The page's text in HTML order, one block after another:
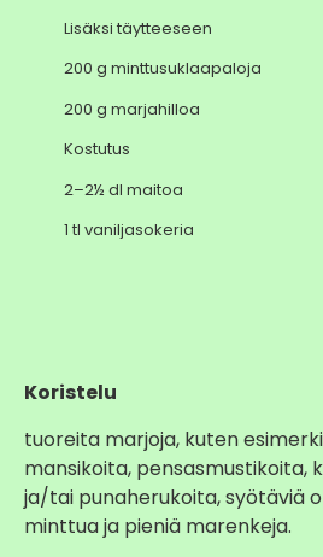
Lisäksi täytteeseen
200 g minttusuklaapaloja
200 g marjahilloa
Kostutus
2–2½ dl maitoa
1 tl vaniljasokeria
Koristelu
tuoreita marjoja, kuten
mansikoita, pensasmustikoita,
ja/tai punaherukoita, syötäviä
minttua ja pieniä marenkeja.